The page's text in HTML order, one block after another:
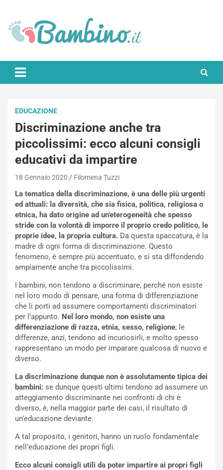
content
Bambino.it
EDUCAZIONE
Discriminazione anche tra
piccolissimi: ecco alcuni consigli
educativi da impartire
18 Gennaio 2020 Filomena Tuzzi
La tematica della discriminazione, è una delle più urgenti
ed attuali: la diversità, che sia fisica, politica, religiosa o
etnica, ha dato origine ad un’eterogeneità che spesso
stride con la volontà di imporre il proprio credo politico, le
proprie idee, la propria cultura. Da questa spaccatura, è la
madre di ogni forma di discriminazione. Questo
fenomeno, è sempre più accentuato, e si sta diffondendo
ampiamente anche tra piccolissimi.
I bambini, non tendono a discriminare, perché non esiste
nel loro modo di pensare, una forma di differenziazione
che li porti ad assumere comportamenti discriminatori
per l’appunto. Nel loro mondo, non esiste una
differenziazione di razza, etnia, sesso, religione; le
differenze, anzi, tendono ad incuriosirli, e molto spesso
rappresentano un modo per imparare qualcosa di nuovo e
diverso.
La discriminazione dunque non è assolutamente tipica dei
bambini: se dunque questi ultimi tendono ad assumere un
atteggiamento discriminante nei confronti di chi è
diverso, è, nella maggior parte dei casi, il risultato di
un’educazione deviante.
A tal proposito, i genitori, hanno un ruolo fondamentale
nell’educazione dei propri figli.
Ecco alcuni consigli utili da poter impartire ai propri figli